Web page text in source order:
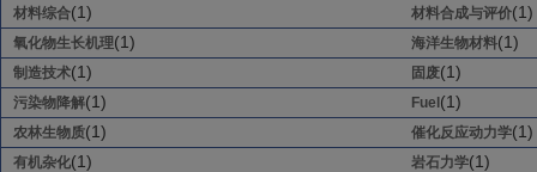
材料综合(1) 材料合成与评价(1)
氧化物生长机理(1) 海洋生物材料(1)
制造技术(1) 固废(1)
污染物降解(1) Fuel (1)
农林生物质(1) 催化反应动力学(1)
有机杂化(1) 岩石力学(1)